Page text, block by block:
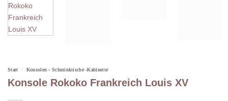
Start / Konsolen - Schminktische -Kabinette
Konsole Rokoko Frankreich Louis XV